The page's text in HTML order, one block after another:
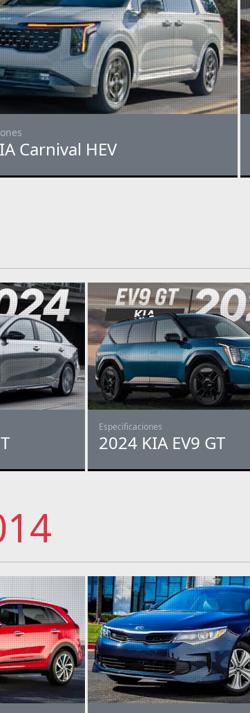
Carnival HEV
Especificaciones
2024 KIA EV9 GT